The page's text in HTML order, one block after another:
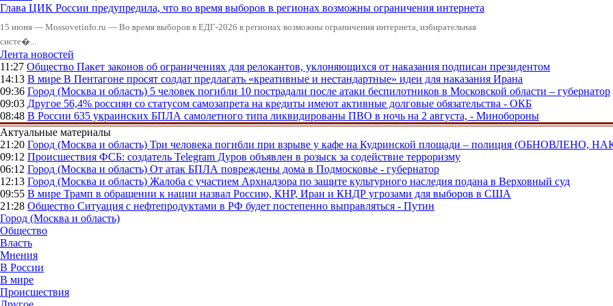
Глава ЦИК России предупредила, что во время выборов в регионах возможны ограничения интернета
15 июня — Mossovetinfo.ru — Во время выборов в ЕДГ-2026 в регионах возможны ограничения интернета, избирательная
систе�...
Лента новостей
11:27 Общество Пакет законов об ограничениях для релокантов, уклоняющихся от наказания подписан президентом
14:13 В мире В Пентагоне просят солдат предлагать «креативные и нестандартные» идеи для наказания Ирана
09:36 Город (Москва и область) 5 человек погибли 10 пострадали после атаки беспилотников в Московской области – губернатор
09:03 Другое 56,4% россиян со статусом самозапрета на кредиты имеют активные долговые обязательства - ОКБ
08:48 В России 635 украинских БПЛА самолетного типа ликвидированы ПВО в ночь на 2 августа, - Минобороны
Актуальные материалы
21:20 Город (Москва и область) Три человека погибли при взрыве у кафе на Кудринской площади – полиция (ОБНОВЛЕНО,
09:12 Происшествия ФСБ: создатель Telegram Дуров объявлен в розыск за содействие терроризму
06:12 Город (Москва и область) От атак БПЛА повреждены дома в Подмосковье - губернатор
12:13 Город (Москва и область) Жалоба с участием Архнадзора по защите культурного наследия подана в Верховный суд
09:55 В мире Трамп в обращении к нации назвал Россию, КНР, Иран и КНДР угрозами для выборов в США
21:28 Общество Ситуация с нефтепродуктами в РФ будет постепенно выправляться - Путин
Город (Москва и область)
Общество
Власть
Мнения
В России
В мире
Происшествия